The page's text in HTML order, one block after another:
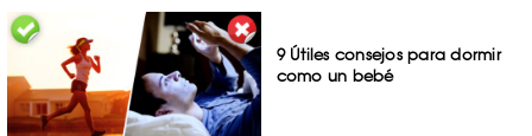
9 Útiles consejos para dormir
como un bebé